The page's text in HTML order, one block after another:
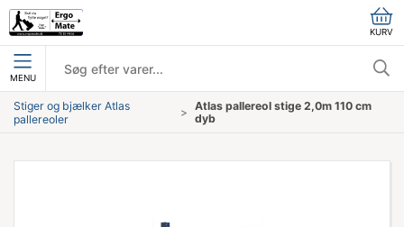
KURV
MENU
Stiger og bjælker Atlas
pallereoler
Atlas pallereol stige 2,0m 110 cm
dyb